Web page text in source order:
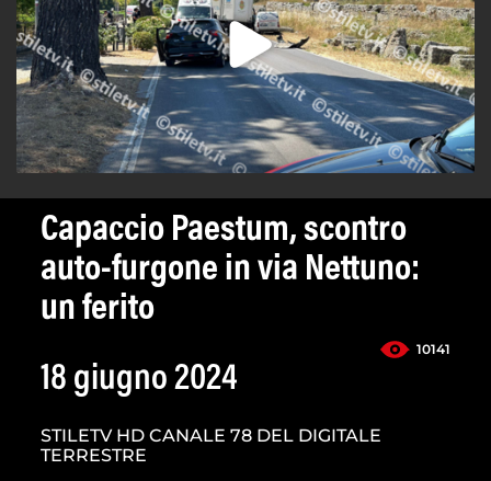
Capaccio Paestum, scontro
auto-furgone in via Nettuno:
un ferito
10141
18 giugno 2024
STILETV HD CANALE 78 DEL DIGITALE
TERRESTRE